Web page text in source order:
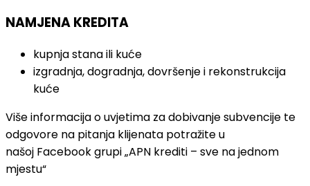
NAMJENA KREDITA
kupnja stana ili kuće
izgradnja, dogradnja, dovršenje i rekonstrukcija
kuće
Više informacija o uvjetima za dobivanje subvencije te
odgovore na pitanja klijenata potražite u
našoj Facebook grupi „APN krediti – sve na jednom
mjestu“